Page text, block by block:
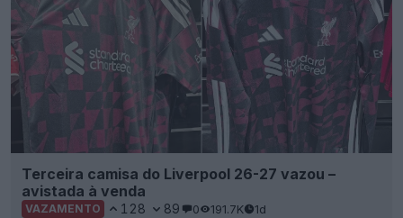
Terceira camisa do Liverpool 26-27 vazou –
avistada à venda
VAZAMENTO 128 89 0 191.7K 1d